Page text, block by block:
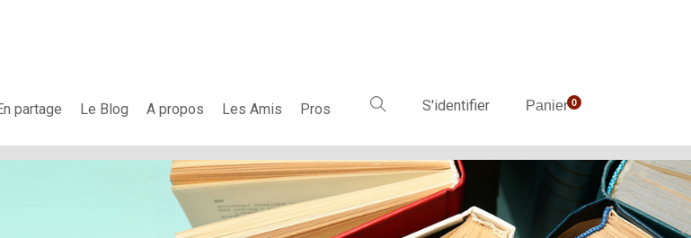
partage Le Blog A propos Les Amis Pros S'identifier Panier0